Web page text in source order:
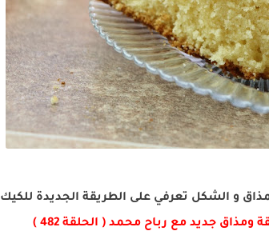
و الشكل تعرفي على الطريقة الجديدة للكيك
جديد مع رباح محمد ( الحلقة 482 )